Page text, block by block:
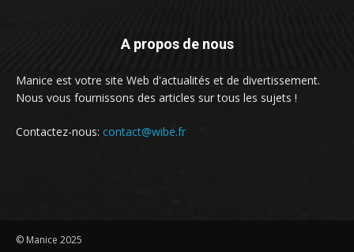
A propos de nous
Manice est votre site Web d'actualités et de divertissement.
Nous vous fournissons des articles sur tous les sujets !
Contactez-nous: contact@wibe.fr
© Manice 2025